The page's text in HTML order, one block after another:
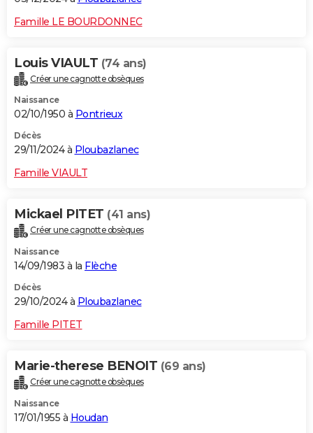
Famille LE BOURDONNEC
Louis VIAULT (74 ans)
Créer une cagnotte obsèques
Naissance
02/10/1950 à Pontrieux
Décès
29/11/2024 à Ploubazlanec
Famille VIAULT
Mickael PITET (41 ans)
Créer une cagnotte obsèques
Naissance
14/09/1983 à la Flèche
Décès
29/10/2024 à Ploubazlanec
Famille PITET
Marie-therese BENOIT (69 ans)
Créer une cagnotte obsèques
Naissance
17/01/1955 à Houdan